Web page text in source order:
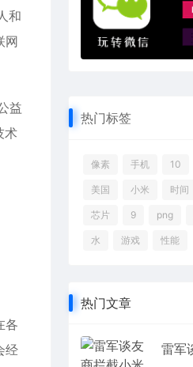
和
网
益
术
各
经
热门标签
像素 手机 10
美国 小米 时间
芯片 9 png
水 游戏 性能
热门文章